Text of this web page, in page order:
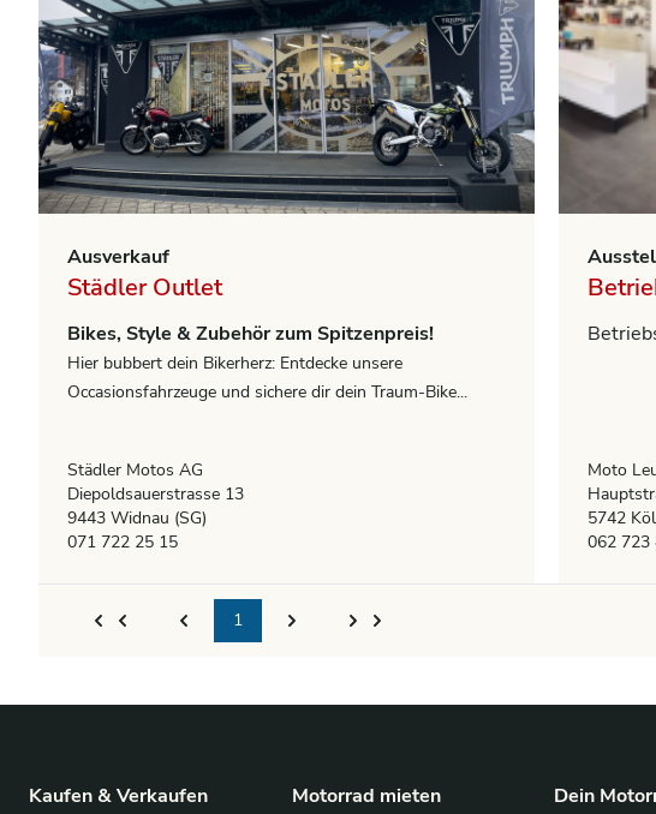
Ausverkauf
Städler Outlet
Bikes, Style & Zubehör zum Spitzenpreis!
Hier bubbert dein Bikerherz: Entdecke unsere
Occasionsfahrzeuge und sichere dir dein Traum-Bike...
Städler Motos AG
Diepoldsauerstrasse 13
9443 Widnau (SG)
071 722 25 15
Moto
5742
062 723
1
Kaufen & Verkaufen Motorrad mieten Dein